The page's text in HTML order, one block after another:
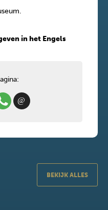
in het Engels
BEKIJK ALLES